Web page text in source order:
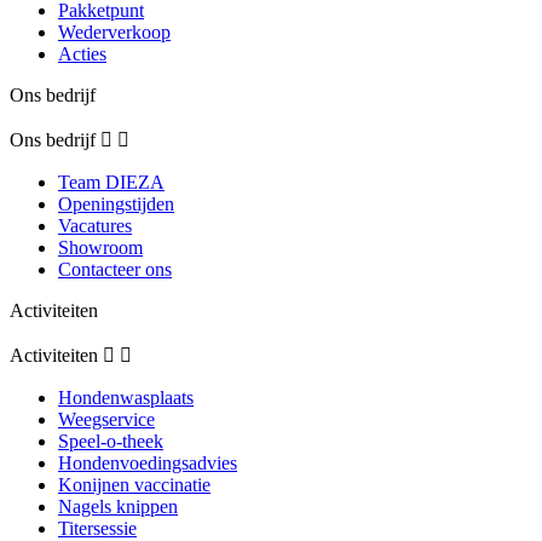
Pakketpunt
Wederverkoop
Acties
Ons bedrijf
Ons bedrijf  
Team DIEZA
Openingstijden
Vacatures
Showroom
Contacteer ons
Activiteiten
Activiteiten  
Hondenwasplaats
Weegservice
Speel-o-theek
Hondenvoedingsadvies
Konijnen vaccinatie
Nagels knippen
Titersessie